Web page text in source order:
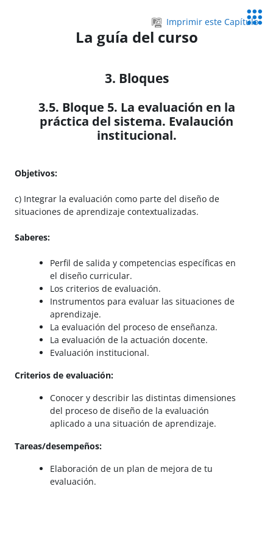
Imprimir este Capítulo
La guía del curso
3. Bloques
3.5. Bloque 5. La evaluación en la
práctica del sistema. Evalaución
institucional.
Objetivos:
c) Integrar la evaluación como parte del diseño de
situaciones de aprendizaje contextualizadas.
Saberes:
Perfil de salida y competencias específicas en
el diseño curricular.
Los criterios de evaluación.
Instrumentos para evaluar las situaciones de
aprendizaje.
La evaluación del proceso de enseñanza.
La evaluación de la actuación docente.
Evaluación institucional.
Criterios de evaluación:
Conocer y describir las distintas dimensiones
del proceso de diseño de la evaluación
aplicado a una situación de aprendizaje.
Tareas/desempeños:
Elaboración de un plan de mejora de tu
evaluación.